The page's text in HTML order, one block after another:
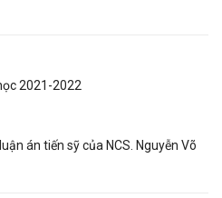
2021-2022
án tiến sỹ của NCS. Nguyễn Võ